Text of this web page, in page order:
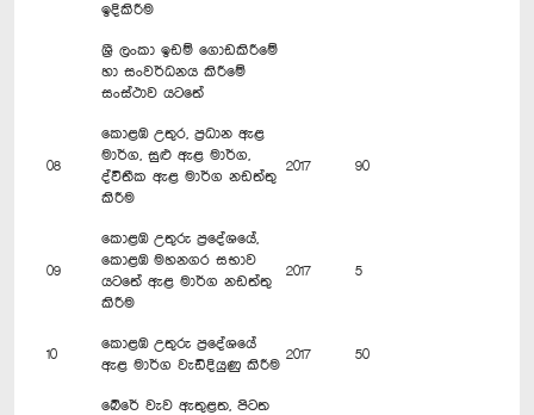
ඉදිකිරීම
ශ්‍රී ලංකා ඉඩම් ගොඩකිරීමේ
හා සංවර්ධනය කිරීමේ
සංස්ථාව යටතේ
08
කොළඹ උතුර, ප්‍රධාන ඇළ
මාර්ග, සුළු ඇළ මාර්ග,
ද්විතීක ඇළ මාර්ග නඩත්තු
කිරීම
2017 90
09
කොළඹ උතුරු ප්‍රදේශයේ,
කොළඹ මහනගර සභාව
යටතේ ඇළ මාර්ග නඩත්තු
කිරීම
2017 5
10
කොළඹ උතුරු ප්‍රදේශයේ
ඇළ මාර්ග වැඩිදියුණු කිරීම
2017 50
බේරේ වැව ඇතුළත, පිටත